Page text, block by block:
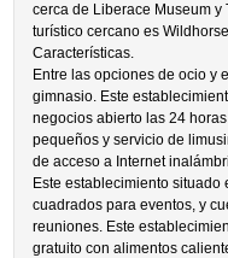
cerca de Liberace Museum y
turístico cercano es
Características.
Entre las opciones de ocio y
gimnasio. Este
negocios abierto las 24
pequeños y servicio de
de acceso a Internet
Este establecimiento
cuadrados para eventos, y
reuniones. Este
gratuito con alimentos